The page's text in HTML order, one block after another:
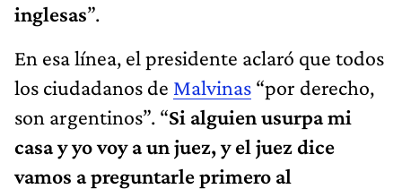
inglesas”.
En esa línea, el presidente aclaró que todos
los ciudadanos de Malvinas “por derecho,
son argentinos”. “Si alguien usurpa mi
casa y yo voy a un juez, y el juez dice
vamos a preguntarle primero al